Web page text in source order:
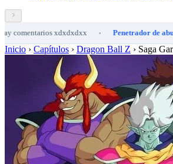
xdxdxdxx • Penetrador de abuelitas :
Inicio › Capítulos › Dragon Ball Z › Saga